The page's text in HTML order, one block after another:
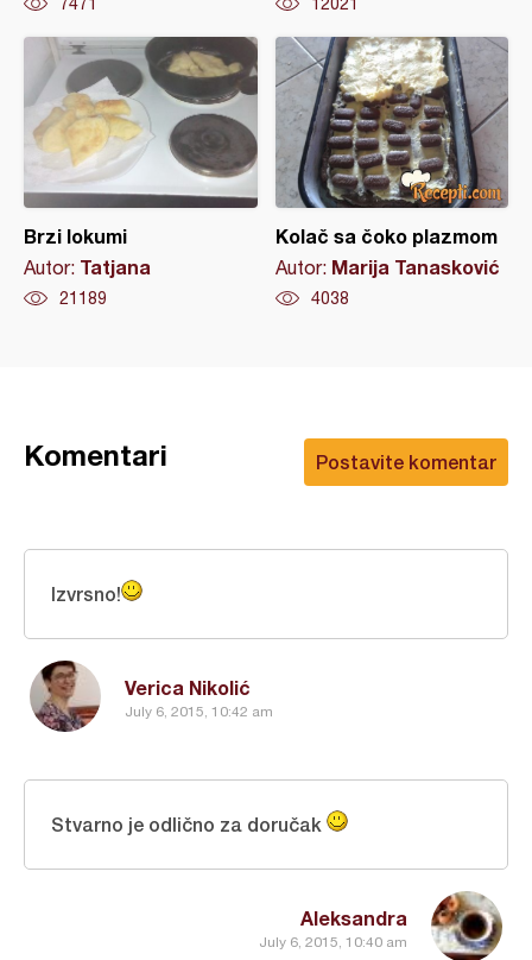
Brzi lokumi
Autor: Tatjana
21189
Kolač sa čoko plazmom
Autor: Marija Tanasković
4038
Postavite komentar
Komentari
Verica Nikolić
July 6, 2015, 10:42 am
Izvrsno!
Aleksandra
July 6, 2015, 10:40 am
Stvarno je odlično za doručak